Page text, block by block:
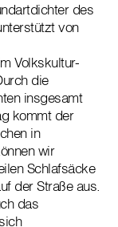
des
von
Volkskultur-
die
insgesamt
kommt der
in
wir
Schlafsäcke
der Straße aus.
das